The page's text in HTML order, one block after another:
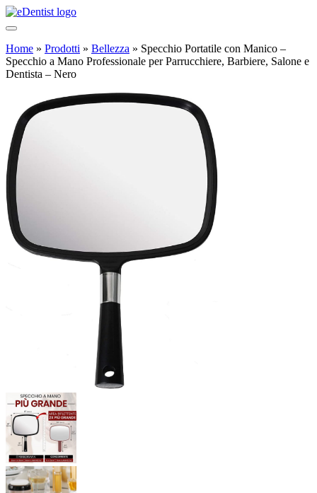
Home » Prodotti » Bellezza » Specchio Portatile con Manico –
Specchio a Mano Professionale per Parrucchiere, Barbiere, Salone e
Dentista – Nero